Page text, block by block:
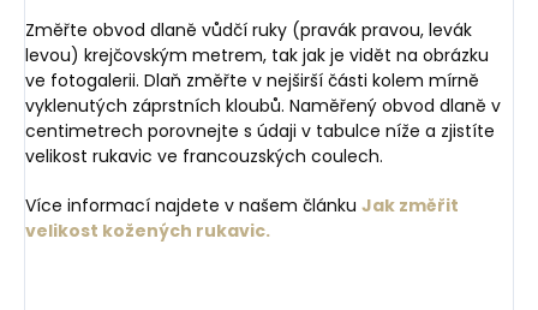
Změřte obvod dlaně vůdčí ruky (pravák pravou, levák
levou) krejčovským metrem, tak jak je vidět na obrázku
ve fotogalerii. Dlaň změřte v nejširší části kolem mírně
vyklenutých záprstních kloubů. Naměřený obvod dlaně v
centimetrech porovnejte s údaji v tabulce níže a zjistíte
velikost rukavic ve francouzských coulech.
Více informací najdete v našem článku Jak změřit
velikost kožených rukavic.